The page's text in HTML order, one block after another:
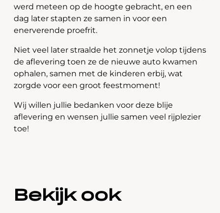
werd meteen op de hoogte gebracht, en een
dag later stapten ze samen in voor een
enerverende proefrit.
Niet veel later straalde het zonnetje volop tijdens
de aflevering toen ze de nieuwe auto kwamen
ophalen, samen met de kinderen erbij, wat
zorgde voor een groot feestmoment!
Wij willen jullie bedanken voor deze blije
aflevering en wensen jullie samen veel rijplezier
toe!
Bekijk ook